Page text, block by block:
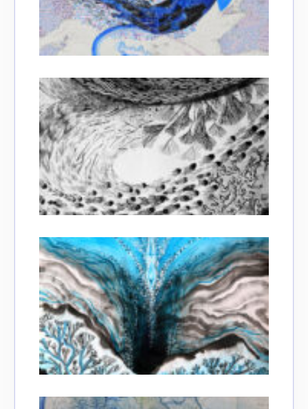
Nom
Prénom
Statut / Organisation
Adresse email*